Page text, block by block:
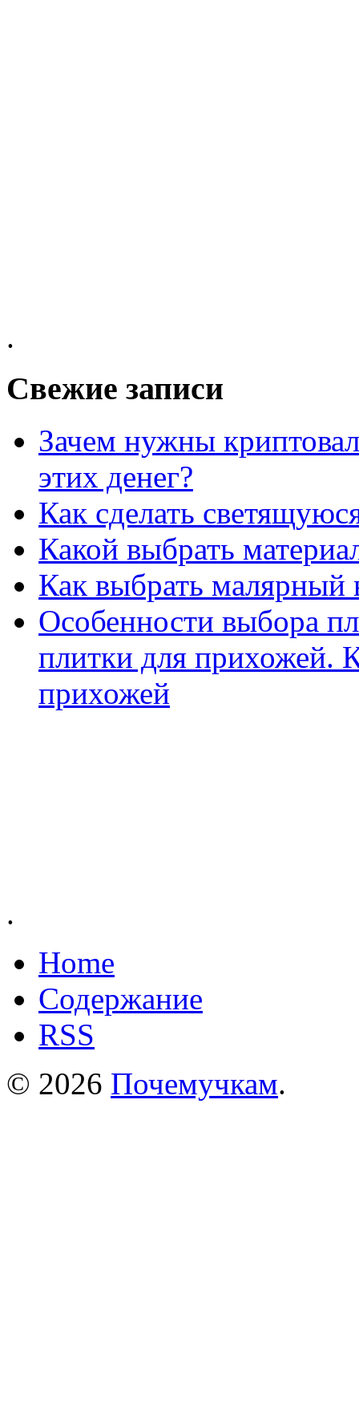
.
Свежие записи
Зачем нужны
этих денег?
Как сделать
Какой выбрать
Как выбрать малярный
Особенности выбора
плитки для прихожей.
прихожей
.
Home
Содержание
RSS
© 2026 Почемучкам.